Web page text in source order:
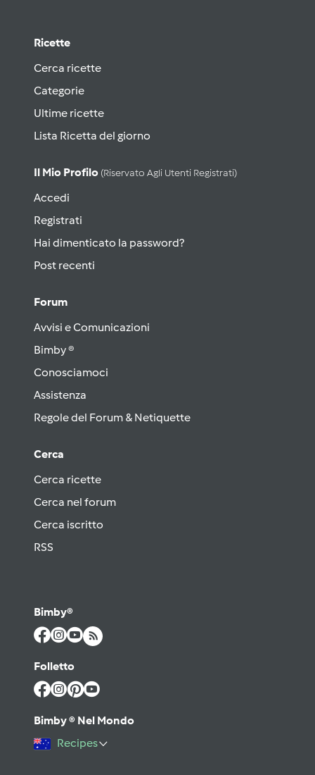
Ricette
Cerca ricette
Categorie
Ultime ricette
Lista Ricetta del giorno
Il Mio Profilo (riservato Agli Utenti Registrati)
Accedi
Registrati
Hai dimenticato la password?
Post recenti
Forum
Avvisi e Comunicazioni
Bimby ®
Conosciamoci
Assistenza
Regole del Forum & Netiquette
Cerca
Cerca ricette
Cerca nel forum
Cerca iscritto
RSS
Bimby®
Folletto
Bimby ® Nel Mondo
Recipes